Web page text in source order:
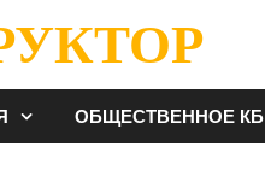
ОБЩЕСТВЕННОЕ КБ